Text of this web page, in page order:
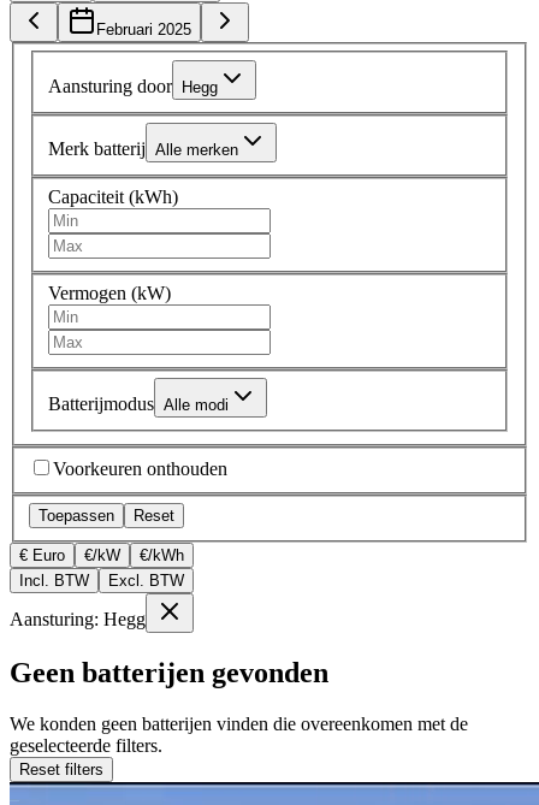
Februari 2025
Aansturing door Hegg
Merk batterij Alle merken
Capaciteit (kWh)
Vermogen (kW)
Batterijmodus Alle modi
Voorkeuren onthouden
Toepassen Reset
€ Euro €/kW
€/kWh
Incl. BTW
Excl. BTW
Aansturing: Hegg
Geen batterijen gevonden
We konden geen batterijen vinden die overeenkomen met de
geselecteerde filters.
Reset filters